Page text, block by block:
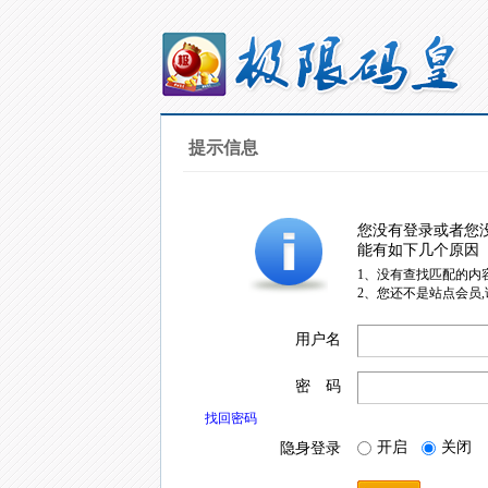
提示信息
您没有登录或者您
能有如下几个原因
1、没有查找匹配的内
2、您还不是站点会员
用户名
密 码
找回密码
隐身登录 开启 关闭